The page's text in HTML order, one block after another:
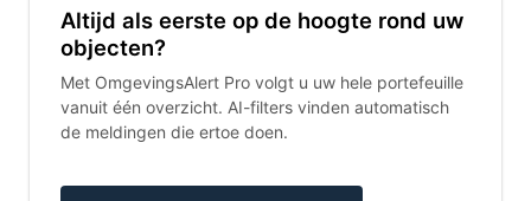
Altijd als eerste op de hoogte rond uw
objecten?
Met OmgevingsAlert Pro volgt u uw hele portefeuille
vanuit één overzicht. AI-filters vinden automatisch
de meldingen die ertoe doen.